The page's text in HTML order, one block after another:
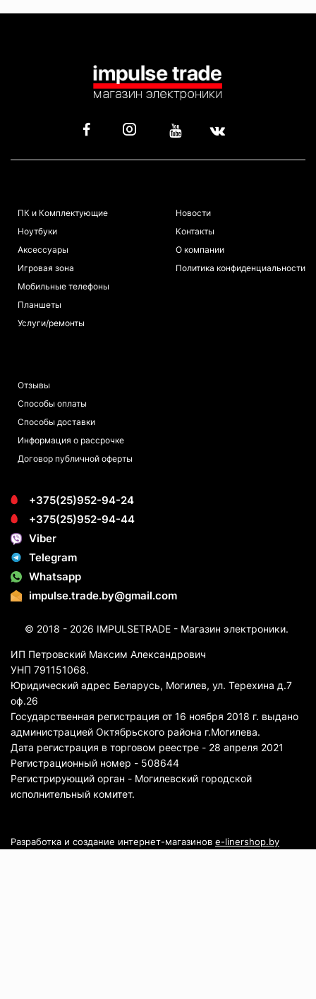
ПК и Комплектующие
Ноутбуки
Аксессуары
Игровая зона
Мобильные телефоны
Планшеты
Услуги/ремонты
Новости
Контакты
О компании
Политика конфиденциальности
Отзывы
Способы оплаты
Способы доставки
Информация о рассрочке
Договор публичной оферты
+375(25)952-94-24
+375(25)952-94-44
Viber
Telegram
Whatsapp
impulse.trade.by@gmail.com
© 2018 - 2026 IMPULSETRADE - Магазин электроники.
ИП Петровский Максим Александрович
УНП 791151068.
Юридический адрес Беларусь, Могилев, ул. Терехина д.7
оф.26
Государственная регистрация от 16 ноября 2018 г. выдано
администрацией Октябрьского района г.Могилева.
Дата регистрация в торговом реестре - 28 апреля 2021
Регистрационный номер - 508644
Регистрирующий орган - Могилевский городской
исполнительный комитет.
Разработка и создание интернет-магазинов e-linershop.by